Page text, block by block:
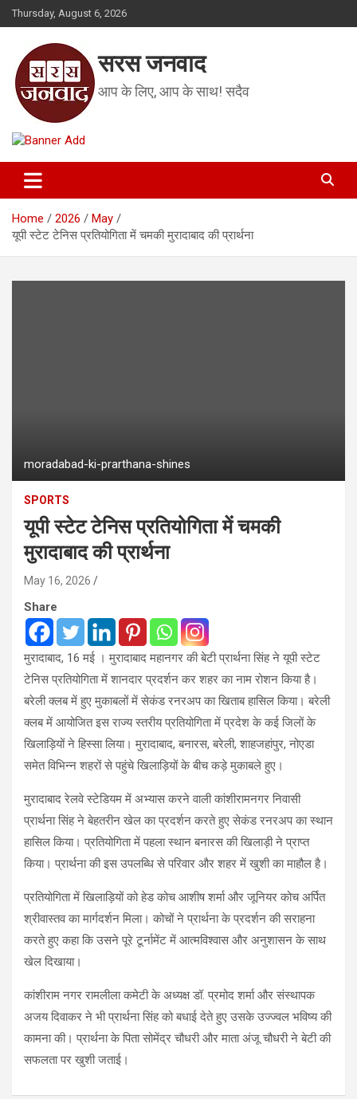
Skip
to
Thursday, August 6, 2026
सरस जनवाद
आप के लिए, आप के साथ! सदैव
Home 2026
May
यूपी स्टेट टेनिस प्रतियोगिता में चमकी मुरादाबाद की प्रार्थना
moradabad-ki-prarthana-shines
SPORTS
यूपी स्टेट टेनिस प्रतियोगिता में चमकी
मुरादाबाद की प्रार्थना
May 16, 2026
Share
मुरादाबाद, 16 मई । मुरादाबाद महानगर की बेटी प्रार्थना सिंह ने यूपी स्टेट
टेनिस प्रतियोगिता में शानदार प्रदर्शन कर शहर का नाम रोशन किया है।
बरेली क्लब में हुए मुकाबलों में सेकंड रनरअप का खिताब हासिल किया। बरेली
क्लब में आयोजित इस राज्य स्तरीय प्रतियोगिता में प्रदेश के कई जिलों के
खिलाड़ियों ने हिस्सा लिया। मुरादाबाद, बनारस, बरेली, शाहजहांपुर, नोएडा
समेत विभिन्न शहरों से पहुंचे खिलाड़ियों के बीच कड़े मुकाबले हुए।
मुरादाबाद रेलवे स्टेडियम में अभ्यास करने वाली कांशीरामनगर निवासी
प्रार्थना सिंह ने बेहतरीन खेल का प्रदर्शन करते हुए सेकंड रनरअप का स्थान
हासिल किया। प्रतियोगिता में पहला स्थान बनारस की खिलाड़ी ने प्राप्त
किया। प्रार्थना की इस उपलब्धि से परिवार और शहर में खुशी का माहौल है।
प्रतियोगिता में खिलाड़ियों को हेड कोच आशीष शर्मा और जूनियर कोच अर्पित
श्रीवास्तव का मार्गदर्शन मिला। कोचों ने प्रार्थना के प्रदर्शन की सराहना
करते हुए कहा कि उसने पूरे टूर्नामेंट में आत्मविश्वास और अनुशासन के साथ
खेल दिखाया।
कांशीराम नगर रामलीला कमेटी के अध्यक्ष डॉ. प्रमोद शर्मा और संस्थापक
अजय दिवाकर ने भी प्रार्थना सिंह को बधाई देते हुए उसके उज्ज्वल भविष्य की
कामना की। प्रार्थना के पिता सोमेंद्र चौधरी और माता अंजू चौधरी ने बेटी की
सफलता पर खुशी जताई।